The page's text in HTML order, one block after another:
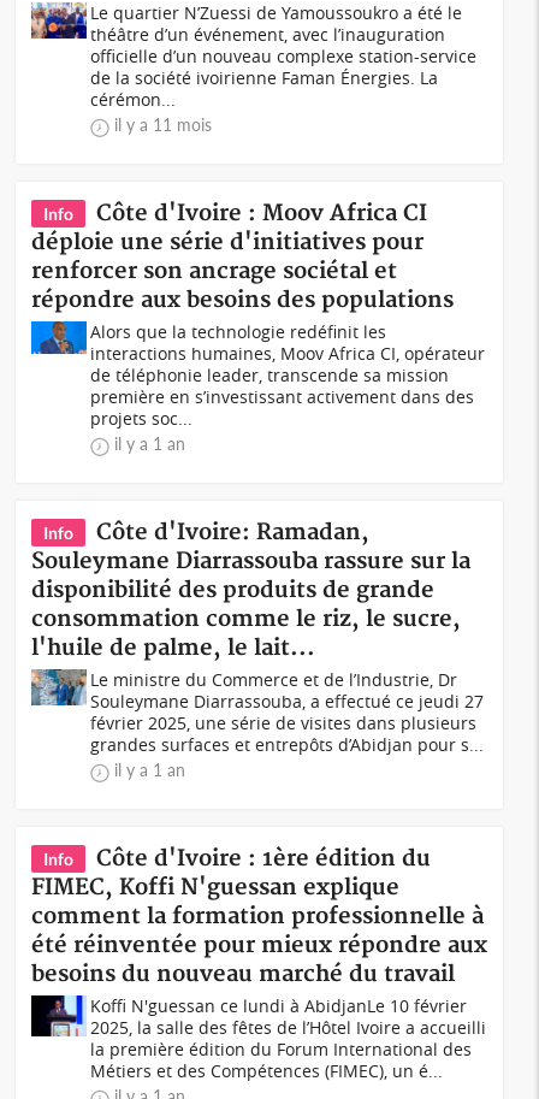
Le quartier N’Zuessi de Yamoussoukro a été le
théâtre d’un événement, avec l’inauguration
officielle d’un nouveau complexe station-service
de la société ivoirienne Faman Énergies. La
cérémon...
il y a 11 mois
Info
Côte d'Ivoire : Moov Africa CI
déploie une série d'initiatives pour
renforcer son ancrage sociétal et
répondre aux besoins des populations
Alors que la technologie redéfinit les
interactions humaines, Moov Africa CI, opérateur
de téléphonie leader, transcende sa mission
première en s’investissant activement dans des
projets soc...
il y a 1 an
Info
Côte d'Ivoire: Ramadan,
Souleymane Diarrassouba rassure sur la
disponibilité des produits de grande
consommation comme le riz, le sucre,
l'huile de palme, le lait...
Le ministre du Commerce et de l’Industrie, Dr
Souleymane Diarrassouba, a effectué ce jeudi 27
février 2025, une série de visites dans plusieurs
grandes surfaces et entrepôts d’Abidjan pour s...
il y a 1 an
Info
Côte d'Ivoire : 1ère édition du
FIMEC, Koffi N'guessan explique
comment la formation professionnelle à
été réinventée pour mieux répondre aux
besoins du nouveau marché du travail
Koffi N'guessan ce lundi à AbidjanLe 10 février
2025, la salle des fêtes de l’Hôtel Ivoire a accueilli
la première édition du Forum International des
Métiers et des Compétences (FIMEC), un é...